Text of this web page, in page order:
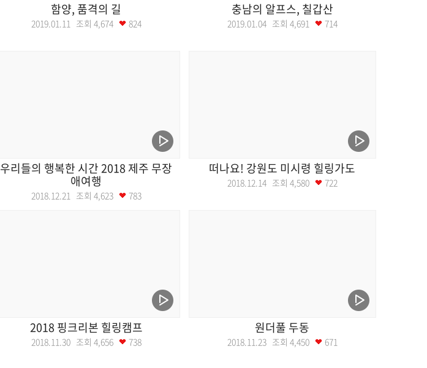
함양, 품격의 길
2019.01.11 조회 4,674 824
충남의 알프스, 칠갑산
2019.01.04 조회 4,691 714
우리들의 행복한 시간 2018 제주 무장
애여행
2018.12.21 조회 4,623 783
떠나요! 강원도 미시령 힐링가도
2018.12.14 조회 4,580 722
2018 핑크리본 힐링캠프
2018.11.30 조회 4,656 738
원더풀 두동
2018.11.23 조회 4,450 671